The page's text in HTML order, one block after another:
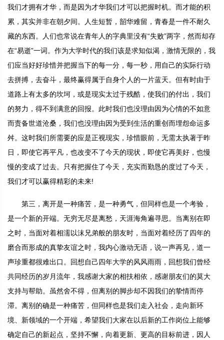
我们才拥有才华，而是因为才华我们才可以把握时机。而才能的积
累，其实并非在朝夕间。人生短暂，韶华难留，青春是一件不耐久
藏的东西。人们也常说在青年人的字典里没有“失败”两字，然而却存
在“易逝”一词。作为大学时代的我们该是求知似渴，激情无限的，我
们应当好好珍惜并把握当下的每一分，每一秒，用自己的实际行动
去拼搏，去奋斗，最终赢得属于自身个人的一片蓝天。但有时由于
道路上有太多的坎坷，或是现实太过于残酷，使我们的付出，我们
的努力，得不到满意的回报。此时我们也没理由因为心情的不如意
而责备世道沧桑，我们也没理由因为受到生活的重创而埋怨命运多
舛。这时我们所需要的应是正视现实，珍惜眼前，无需太执著于昨
日，即使它再平凡，也改变不了今天的现状，即使它再美好，也慢
慢的变成了过去。只有把握住了今天，充实而勤恳的度过了今天，
我们才可以赢得精彩的未来!
第三，离开是一种痛苦，是一种勇气，但同样也是一个考验，
是一个新的开端。无穷无尽是离愁，天涯海角遍寻思。当离别在即
之时，当面对着相濡以沫兄弟般的朋友时，当面对着经历了四年的
磨合而形成的真挚友谊之时，我内心激动无语，说一声再见，道一
声珍重都很难出口。回想自己四年大学的风风雨雨，回想我们曾经
共同经历的岁月流年，我感谢大家的相扶相依，感谢朋友们的莫大
支持与帮助。虽然舍不得，但离别的脚步却不因我们的挚情而停
滞。离别的确是一种痛苦，但同样也是我们走入社会，走向新环
境、新领域的一个开端，希望我们大家在以后新的工作岗位上能够
确定自己的新起点，坚持不懈，向着更新、更高的目标前进，因人